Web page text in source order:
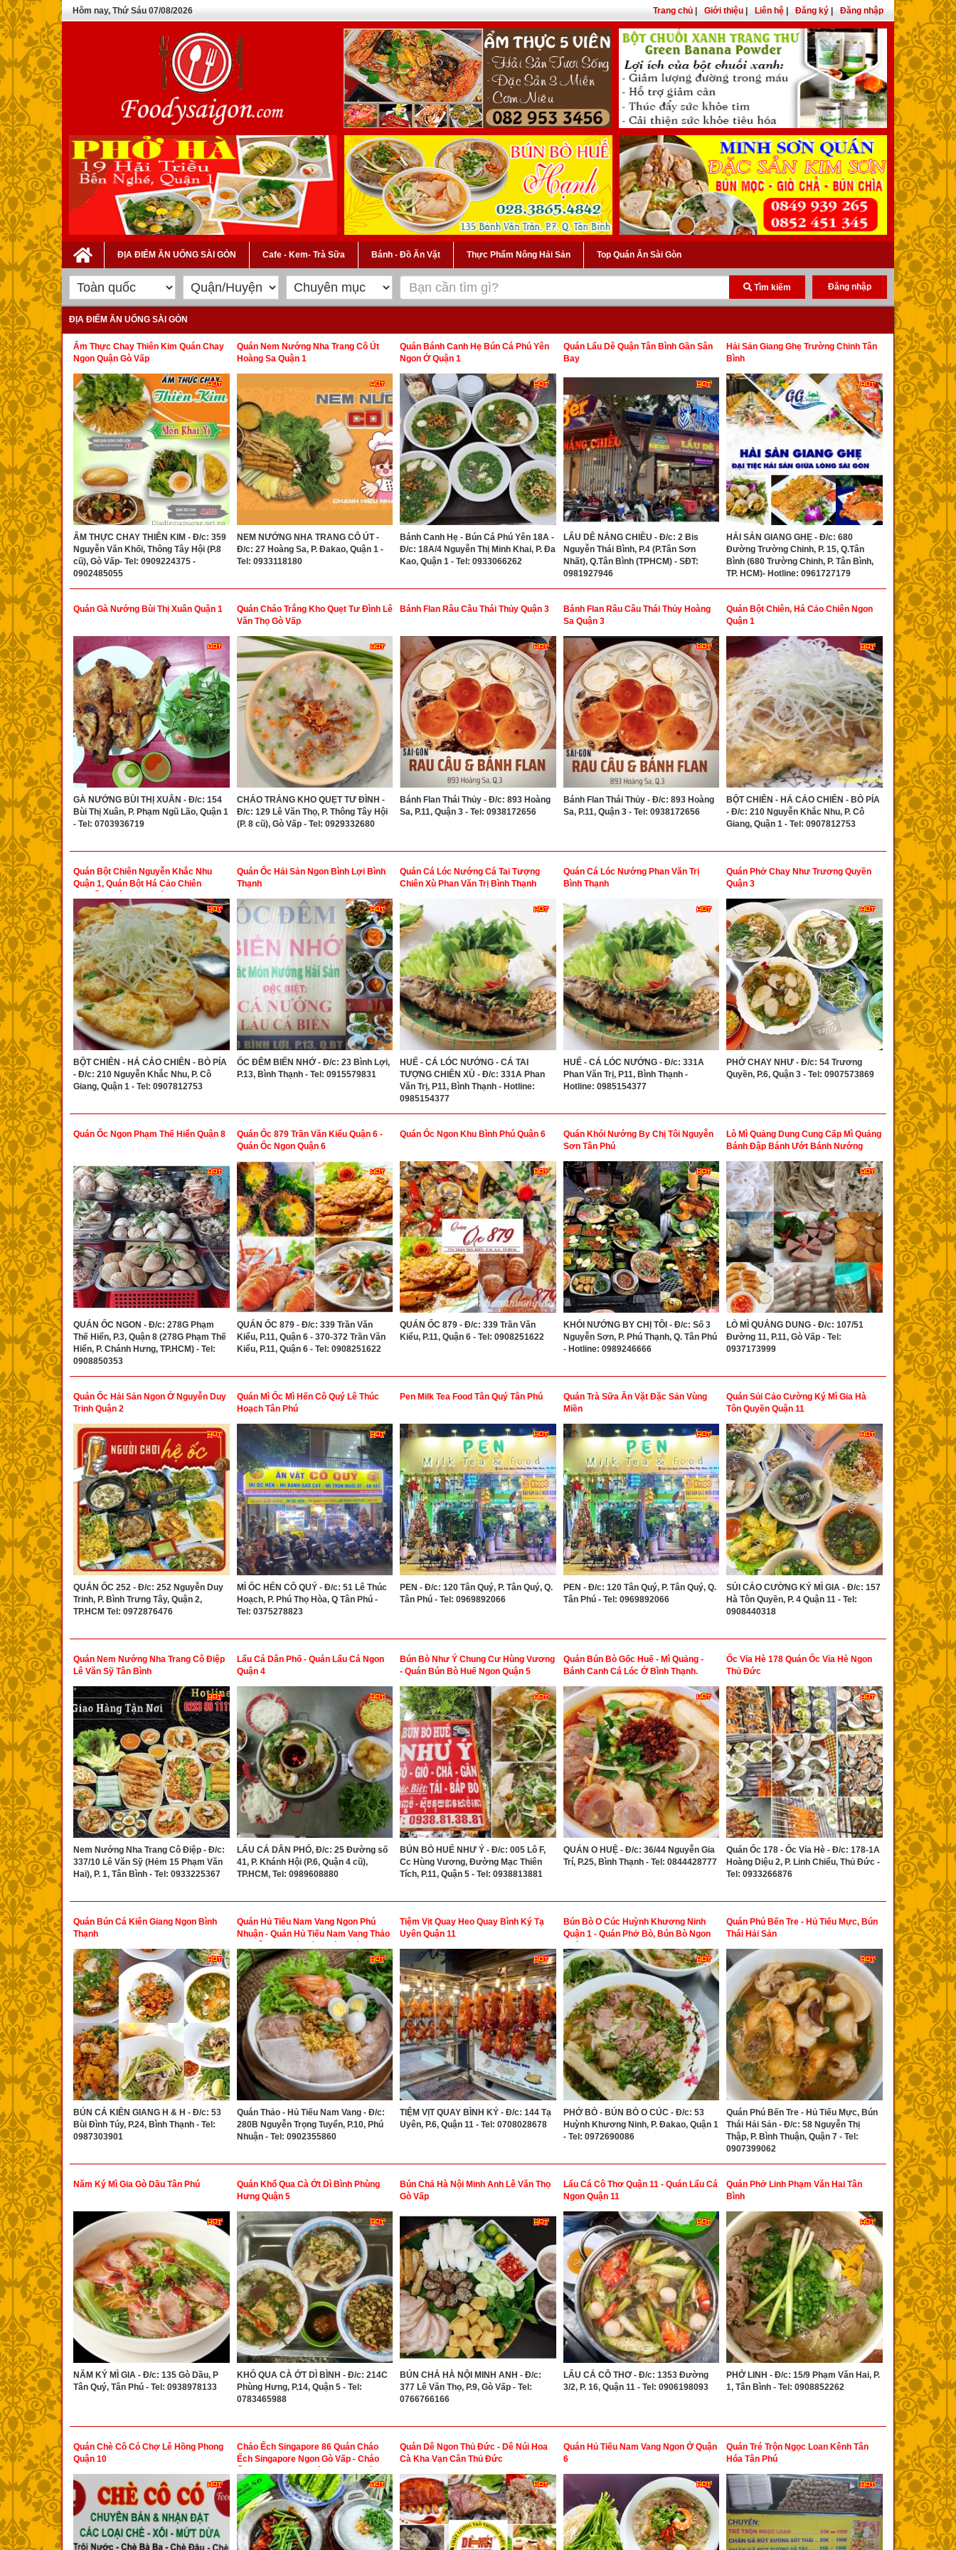
Hôm nay, Thứ Sáu 07/08/2026 Trang chủ Giới thiệu Liên hệ Đăng ký Đăng nhập
ĐỊA ĐIỂM ĂN UỐNG SÀI GÒN Cafe - Kem- Trà Sữa Bánh - Đồ Ăn Vặt Thực Phẩm Nông Hải Sản Top Quán Ăn Sài Gòn
Tìm kiếm Đăng nhập
ĐỊA ĐIỂM ĂN UỐNG SÀI GÒN
Ẩm Thực Chay Thiên Kim Quán Chay
Ngon Quận Gò Vấp
ẨM THỰC CHAY THIÊN KIM - Đ/c: 359
Nguyễn Văn Khối, Thông Tây Hội (P.8
cũ), Gò Vấp- Tel: 0909224375 -
0902485055
Quán Nem Nướng Nha Trang Cô Út
Hoàng Sa Quận 1
NEM NƯỚNG NHA TRANG CÔ ÚT -
Đ/c: 27 Hoàng Sa, P. Đakao, Quận 1 -
Tel: 0933118180
Quán Bánh Canh Hẹ Bún Cá Phú Yên
Ngon Ở Quận 1
Bánh Canh Hẹ - Bún Cá Phú Yên 18A -
Đ/c: 18A/4 Nguyễn Thị Minh Khai, P. Đa
Kao, Quận 1 - Tel: 0933066262
Quán Lẩu Dê Quận Tân Bình Gần Sân
Bay
LẨU DÊ NẮNG CHIỀU - Đ/c: 2 Bis
Nguyễn Thái Bình, P.4 (P.Tân Sơn
Nhất), Q.Tân Bình (TPHCM) - SĐT:
0981927946
Hải Sản Giang Ghẹ Trường Chinh Tân
Bình
HẢI SẢN GIANG GHẸ - Đ/c: 680
Đường Trường Chinh, P. 15, Q.Tân
Bình (680 Trường Chinh, P. Tân Bình,
TP. HCM)- Hotline: 0961727179
Quán Gà Nướng Bùi Thị Xuân Quận 1
GÀ NƯỚNG BÙI THỊ XUÂN - Đ/c: 154
Bùi Thị Xuân, P. Phạm Ngũ Lão, Quận 1
- Tel: 0703936719
Quán Cháo Trắng Kho Quẹt Tư Đình Lê
Văn Thọ Gò Vấp
CHÁO TRẮNG KHO QUẸT TƯ ĐÌNH -
Đ/c: 129 Lê Văn Thọ, P. Thông Tây Hội
(P. 8 cũ), Gò Vấp - Tel: 0929332680
Bánh Flan Râu Câu Thái Thủy Quận 3
Bánh Flan Thái Thủy - Đ/c: 893 Hoàng
Sa, P.11, Quận 3 - Tel: 0938172656
Bánh Flan Râu Câu Thái Thủy Hoàng
Sa Quận 3
Bánh Flan Thái Thủy - Đ/c: 893 Hoàng
Sa, P.11, Quận 3 - Tel: 0938172656
Quán Bột Chiên, Há Cảo Chiên Ngon
Quận 1
BỘT CHIÊN - HÁ CẢO CHIÊN - BÒ PÍA
- Đ/c: 210 Nguyễn Khắc Nhu, P. Cô
Giang, Quận 1 - Tel: 0907812753
Quán Bột Chiên Nguyễn Khắc Nhu
Quận 1, Quán Bột Há Cảo Chiên
BỘT CHIÊN - HÁ CẢO CHIÊN - BÒ PÍA
- Đ/c: 210 Nguyễn Khắc Nhu, P. Cô
Giang, Quận 1 - Tel: 0907812753
Quán Ốc Hải Sản Ngon Bình Lợi Bình
Thạnh
ỐC ĐÊM BIỂN NHỚ - Đ/c: 23 Bình Lợi,
P.13, Bình Thạnh - Tel: 0915579831
Quán Cá Lóc Nướng Cá Tai Tượng
Chiên Xù Phan Văn Trị Bình Thạnh
HUẾ - CÁ LÓC NƯỚNG - CÁ TAI
TƯỢNG CHIÊN XÙ - Đ/c: 331A Phan
Văn Trị, P11, Bình Thạnh - Hotline:
0985154377
Quán Cá Lóc Nướng Phan Văn Trị
Bình Thạnh
HUẾ - CÁ LÓC NƯỚNG - Đ/c: 331A
Phan Văn Trị, P11, Bình Thạnh -
Hotline: 0985154377
Quán Phở Chay Như Trương Quyền
Quận 3
PHỞ CHAY NHƯ - Đ/c: 54 Trương
Quyền, P.6, Quận 3 - Tel: 0907573869
Quán Ốc Ngon Phạm Thế Hiển Quận 8
QUÁN ỐC NGON - Đ/c: 278G Phạm
Thế Hiển, P.3, Quận 8 (278G Phạm Thế
Hiển, P. Chánh Hưng, TP.HCM) - Tel:
0908850353
Quán Ốc 879 Trần Văn Kiểu Quận 6 -
Quán Ốc Ngon Quận 6
QUÁN ỐC 879 - Đ/c: 339 Trần Văn
Kiểu, P.11, Quận 6 - 370-372 Trần Văn
Kiểu, P.11, Quận 6 - Tel: 0908251622
Quán Ốc Ngon Khu Bình Phú Quận 6
QUÁN ỐC 879 - Đ/c: 339 Trần Văn
Kiểu, P.11, Quận 6 - Tel: 0908251622
Quán Khói Nướng By Chị Tôi Nguyễn
Sơn Tân Phú
KHÓI NƯỚNG BY CHỊ TÔI - Đ/c: Số 3
Nguyễn Sơn, P. Phú Thạnh, Q. Tân Phú
- Hotline: 0989246666
Lò Mì Quảng Dung Cung Cấp Mì Quảng
Bánh Đập Bánh Ướt Bánh Nướng
LÒ MÌ QUẢNG DUNG - Đ/c: 107/51
Đường 11, P.11, Gò Vấp - Tel:
0937173999
Quán Ốc Hải Sản Ngon Ở Nguyễn Duy
Trinh Quận 2
QUÁN ỐC 252 - Đ/c: 252 Nguyễn Duy
Trinh, P. Bình Trưng Tây, Quận 2,
TP.HCM Tel: 0972876476
Quán Mì Ốc Mì Hến Cô Quý Lê Thúc
Hoạch Tân Phú
MÌ ỐC HẾN CÔ QUÝ - Đ/c: 51 Lê Thúc
Hoạch, P. Phú Thọ Hòa, Q Tân Phú -
Tel: 0375278823
Pen Milk Tea Food Tân Quý Tân Phú
PEN - Đ/c: 120 Tân Quý, P. Tân Quý, Q.
Tân Phú - Tel: 0969892066
Quán Trà Sữa Ăn Vặt Đặc Sản Vùng
Miền
PEN - Đ/c: 120 Tân Quý, P. Tân Quý, Q.
Tân Phú - Tel: 0969892066
Quán Sủi Cảo Cường Ký Mì Gia Hà
Tôn Quyền Quận 11
SỦI CẢO CƯỜNG KÝ MÌ GIA - Đ/c: 157
Hà Tôn Quyền, P. 4 Quận 11 - Tel:
0908440318
Quán Nem Nướng Nha Trang Cô Điệp
Lê Văn Sỹ Tân Bình
Nem Nướng Nha Trang Cô Điệp - Đ/c:
337/10 Lê Văn Sỹ (Hẻm 15 Phạm Văn
Hai), P. 1, Tân Bình - Tel: 0933225367
Lẩu Cá Dân Phố - Quán Lẩu Cá Ngon
Quận 4
LẨU CÁ DÂN PHỐ, Đ/c: 25 Đường số
41, P. Khánh Hội (P.6, Quận 4 cũ),
TP.HCM, Tel: 0989608880
Bún Bò Như Ý Chung Cư Hùng Vương
- Quán Bún Bò Huế Ngon Quận 5
BÚN BÒ HUẾ NHƯ Ý - Đ/c: 005 Lô F,
Cc Hùng Vương, Đường Mạc Thiên
Tích, P.11, Quận 5 - Tel: 0938813881
Quán Bún Bò Gốc Huế - Mì Quảng -
Bánh Canh Cá Lóc Ở Bình Thạnh.
QUÁN O HUỆ - Đ/c: 36/44 Nguyễn Gia
Trí, P.25, Bình Thạnh - Tel: 0844428777
Ốc Vỉa Hè 178 Quán Ốc Vỉa Hè Ngon
Thủ Đức
Quán Ốc 178 - Ốc Vỉa Hè - Đ/c: 178-1A
Hoàng Diệu 2, P. Linh Chiểu, Thủ Đức -
Tel: 0933266876
Quán Bún Cá Kiên Giang Ngon Bình
Thạnh
BÚN CÁ KIÊN GIANG H & H - Đ/c: 53
Bùi Đình Túy, P.24, Bình Thạnh - Tel:
0987303901
Quán Hủ Tiếu Nam Vang Ngon Phú
Nhuận - Quán Hủ Tiếu Nam Vang Thảo
Quán Thảo - Hủ Tiếu Nam Vang - Đ/c:
280B Nguyễn Trọng Tuyển, P.10, Phú
Nhuận - Tel: 0902355860
Tiệm Vịt Quay Heo Quay Bình Ký Tạ
Uyên Quận 11
TIỆM VỊT QUAY BÌNH KÝ - Đ/c: 144 Tạ
Uyên, P.6, Quận 11 - Tel: 0708028678
Bún Bò O Cúc Huỳnh Khương Ninh
Quận 1 - Quán Phở Bò, Bún Bò Ngon
PHỞ BÒ - BÚN BÒ O CÚC - Đ/c: 53
Huỳnh Khương Ninh, P. Đakao, Quận 1
- Tel: 0972690086
Quán Phú Bến Tre - Hủ Tiếu Mực, Bún
Thái Hải Sản
Quán Phú Bến Tre - Hủ Tiếu Mực, Bún
Thái Hải Sản - Đ/c: 58 Nguyễn Thị
Thập, P. Bình Thuận, Quận 7 - Tel:
0907399062
Năm Ký Mì Gia Gò Dầu Tân Phú
NĂM KÝ MÌ GIA - Đ/c: 135 Gò Dầu, P
Tân Quý, Tân Phú - Tel: 0938978133
Quán Khổ Qua Cà Ớt Dì Bình Phùng
Hưng Quận 5
KHỔ QUA CÀ ỚT DÌ BÌNH - Đ/c: 214C
Phùng Hưng, P.14, Quận 5 - Tel:
0783465988
Bún Chả Hà Nội Minh Anh Lê Văn Thọ
Gò Vấp
BÚN CHẢ HÀ NỘI MINH ANH - Đ/c:
377 Lê Văn Thọ, P.9, Gò Vấp - Tel:
0766766166
Lẩu Cá Cô Thơ Quận 11 - Quán Lẩu Cá
Ngon Quận 11
LẨU CÁ CÔ THƠ - Đ/c: 1353 Đường
3/2, P. 16, Quận 11 - Tel: 0906198093
Quán Phở Linh Phạm Văn Hai Tân
Bình
PHỞ LINH - Đ/c: 15/9 Phạm Văn Hai, P.
1, Tân Bình - Tel: 0908852262
Quán Chè Cô Có Chợ Lê Hồng Phong
Quận 10
Cháo Ếch Singapore 86 Quán Cháo
Ếch Singapore Ngon Gò Vấp - Cháo
Chi Nhánh
Quán Dê Ngon Thủ Đức - Dê Núi Hoa
Cà Kha Vạn Cân Thủ Đức
Quán Hủ Tiếu Nam Vang Ngon Ở Quận
6
Quán Tré Trộn Ngọc Loan Kênh Tân
Hóa Tân Phú